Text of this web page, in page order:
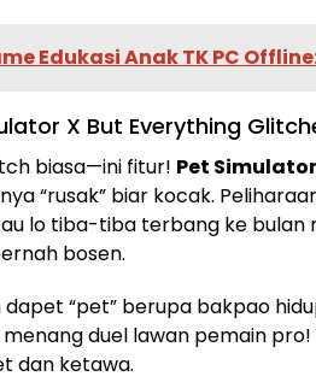
Edukasi Anak TK PC
X But Everything
biasa—ini fitur! Pet
“rusak” biar kocak.
lo tiba-tiba terbang ke bulan
bosen.
“pet” berupa bakpao
duel lawan pemain
dan ketawa.